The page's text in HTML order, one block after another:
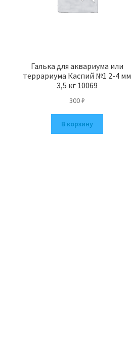
Галька для аквариума или
террариума Каспий №1 2-4 мм
3,5 кг 10069
300₽
В корзину